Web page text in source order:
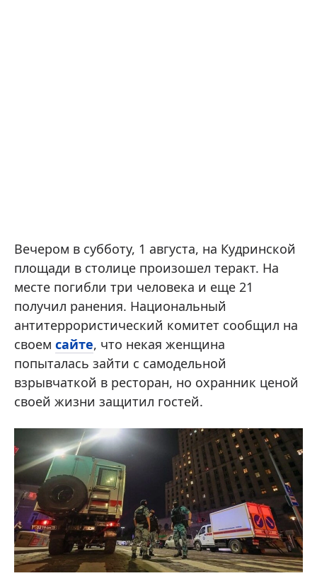
Вечером в субботу, 1 августа, на Кудринской
площади в столице произошел теракт. На
месте погибли три человека и еще 21
получил ранения. Национальный
антитеррористический комитет сообщил на
своем сайте, что некая женщина
попыталась зайти с самодельной
взрывчаткой в ресторан, но охранник ценой
своей жизни защитил гостей.